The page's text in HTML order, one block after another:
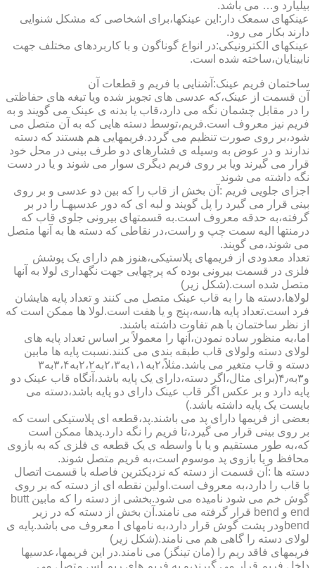
بیلیارد و… می باشد.
عینکهای سمعک دار:این عینکها،برای اشخاصی که مشکل شنوایی
دارند بکار می رود.
عینکهای الکترونیکی:در انواع گوناگون و با کاربردهای مختلف جهت
نابینایان،ساخته شده است.
ساختمان فریم عینک:آشنایی با فریم و قطعات آن
آن قسمت از عینک،که عدسی های تجویز شده ویا تیغه های حفاظتی
را در مقابل چشمان نگه می دارد،قاب یا بدنه ی عینک می گویند و به
فریم نیز معروف است.فریم،توسط دسته هایی که به آن متصل می
شود،بر روی صورت تنظیم می گردد.فریمهایی هم هستند که دسته
ندارند و در عوض به وسیله ی فشارهای دو طرف بینی در محل خود
قرار می گیرند ویا بر روی فریم دیگری سوار می شوند و یا در دست
نگه داشته می شوند
اجزای جلویی فریم :آن بخش از قاب را که بین دو عدسی و بر روی
بینی قرار می گیرد را پل گویند و لبه ای که دور عدسیهـا را در بر
گرفته،به حدقه معروف است.به قسمتهای بیرونی جلوی قاب که
درمنتها الیه سمت چپ و راست،در نقاطی که دسته ها به آنها متصل
می شوند،می گویند.
تعداد معدودی از فریمهای پلاستیکی،هنوز هم دارای یک پوشش
فلزی در قسمت بیرونی بوده که پرچهایی جهت نگهداری لولا به آنها
متصل شده است.(شکل زیر)
لولاها،دسته ها را به قاب عینک متصل می کنند و تعداد پایه هایشان
فرد است.تعداد پایه ها،سه،پنج و یا هفت است.لولا ها ممکن است که
از نظر ساختمان با هم تفاوت داشته باشند.
اما،به منظور ساده نمودن،آنها را معمولاً بر اساس تعداد پایه های
لولای دسته ولولای قاب طبقه بندی می کنند.نسبت پایه ها مابین
دسته و قاب متغیر می باشد.مثلاً،۲به۱،۱به۲،۳به۲،۲به۳،۴به۳
و۳به۴٫(برای مثال،اگر دسته،دارای یک پایه باشد،آنگاه قاب عینک دو
پایه دارد و بر عکس اگر قاب عینک دارای دو پایه باشد،دسته می
بایست یک پایه داشته باشد.)
بعضی از فریمها دارای پد می باشند.پد،قطعه ای پلاستیکی است که
بر روی بینی قرار می گیرد،تا فریم را نگه دارد.پدها ممکن است
که،به طور مستقیم و یا با واسطه ی یک قطعه ی فلزی که به بازوی
محافظ و یا بازوی پد موسوم است،به فریم متصل شوند.
دسته ها :آن قسمت از دسته که نزدیکترین فاصله با قسمت اتصال
با قاب را دارد،به معروف است.اولین نقطه ای از دسته که بر روی
گوش خم می شود نامیده می شود.بخشی از دسته را که مابین butt
end و bend قرار گرفته می نامند.آن بخش از دسته که در زیر
bendودر پشت گوش قرار دارد،به نامهای l معروف می باشد.پایه ی
لولای دسته را گاهی هم می نامند.(شکل زیر)
فریمهای فاقد ریم را (مان تینگز) می نامند.در این فریمها،عدسیها